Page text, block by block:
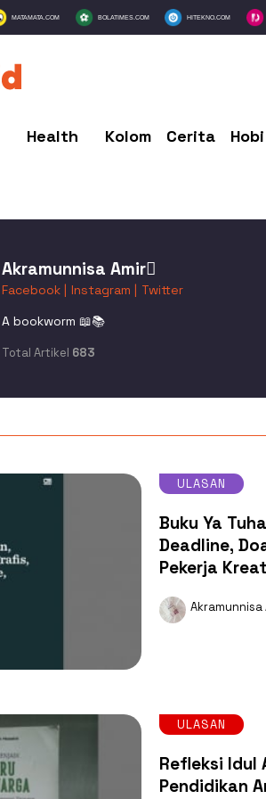
MATAMATA.COM BOLATIMES.COM HITEKNO.COM
Health Kolom Cerita Hobi
Akramunnisa Amir
Facebook | Instagram | Twitter
A bookworm 📖📚
Total Artikel 683
ULASAN
Buku Ya
Deadline,
Pekerja
Akramunnisa
ULASAN
Refleksi Idul
Pendidikan